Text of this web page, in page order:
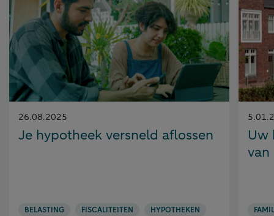
Gepubliceerd
op:
26.08.2025
Je hypotheek versneld aflossen
BELASTING FISCALITEITEN HYPOTHEKEN
op:
Uw
van